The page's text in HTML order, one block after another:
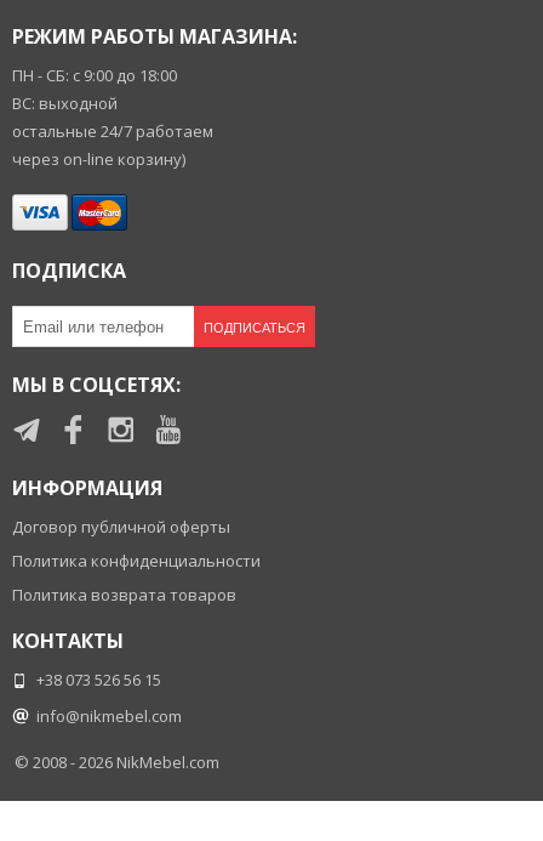
РЕЖИМ РАБОТЫ МАГАЗИНА:
ПН - СБ: с 9:00 до 18:00
ВС: выходной
остальные 24/7 работаем
через on-line корзину)
ПОДПИСКА
ПОДПИСАТЬСЯ
МЫ В СОЦСЕТЯХ:
ИНФОРМАЦИЯ
Договор публичной оферты
Политика конфиденциальности
Политика возврата товаров
КОНТАКТЫ
+38 073 526 56 15
info@nikmebel.com
© 2008 - 2026 NikMebel.com